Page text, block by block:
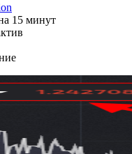
15 минут